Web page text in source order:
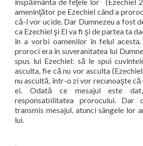
ameninţător pe Ezechiel când a
că-l vor ucide. Dar Dumnezeu a fost
ca Ezechiel şi El va fi şi de partea ta
în a vorbi oamenilor în felul acesta.
proroci era în suveranitatea lui
spus lui Ezechiel: să le spui
asculta, fie că nu vor asculta
nu ascultă, într-o zi vor recunoaşte că
ei. Odată ce mesajul este
responsabilitatea prorocului.
transmis mesajul, atunci sângele lor
lui.